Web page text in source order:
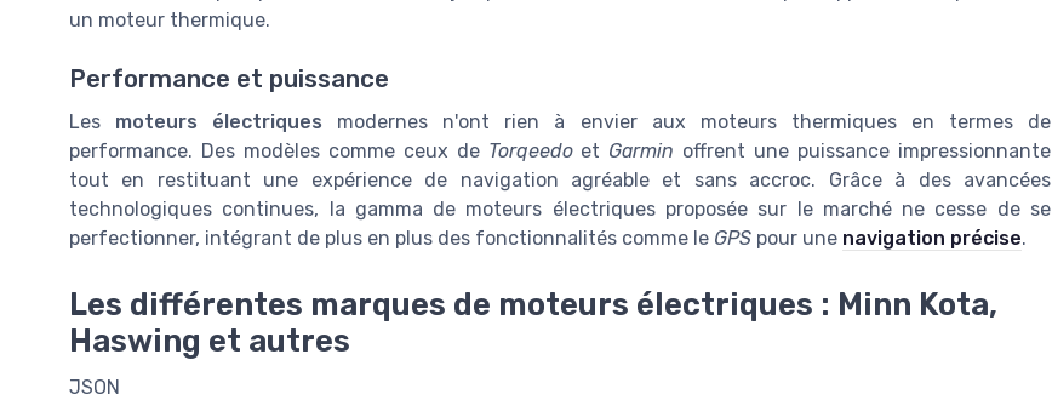
un moteur thermique.
Performance et puissance
Les moteurs électriques modernes n'ont rien à envier aux moteurs thermiques en termes de
performance. Des modèles comme ceux de Torqeedoet Garmin offrent une puissance impressionnante
tout en restituant une expérience de navigation agréable et sans accroc. Grâce à des avancées
technologiques continues, la gamma de moteurs électriques proposée sur le marché ne cesse de se
perfectionner, intégrant de plus en plus des fonctionnalités comme le GPS pour une navigation précise.
Les différentes marques de moteurs électriques : Minn Kota,
Haswing et autres
JSON